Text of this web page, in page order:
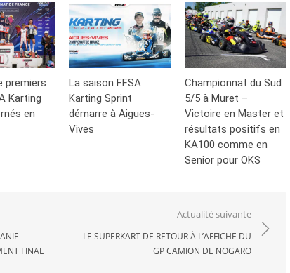
premiers
Karting
en
La saison FFSA
Karting Sprint
démarre à Aigues-
Vives
Championnat du Sud
5/5 à Muret –
Victoire en Master et
résultats positifs en
KA100 comme en
Senior pour OKS
FINAL
Actualité suivante
LE SUPERKART DE RETOUR À L’AFFICHE DU
GP CAMION DE NOGARO